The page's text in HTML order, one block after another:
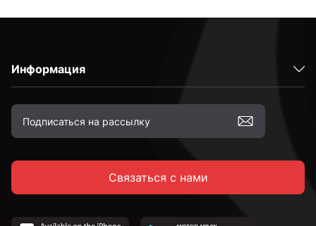
Информация
Связаться с нами